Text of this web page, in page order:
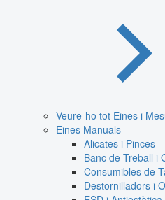
Veure-ho tot Eines i
Eines Manuals
Alicates i Pinces
Banc de Treball i
Consumibles de
Destornilladors i